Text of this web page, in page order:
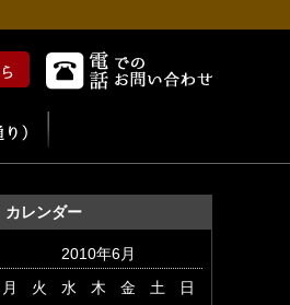
カレンダー
2010年6月
月
火 水 木 金 土 日